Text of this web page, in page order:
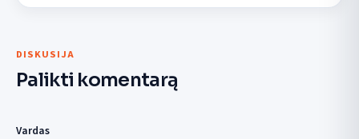
DISKUSIJA
Palikti komentarą
Vardas